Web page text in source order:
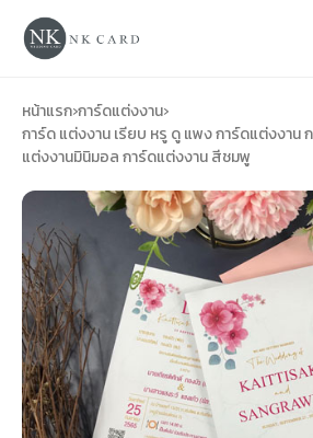
การ์ดแต่งงาน
ของชำร่วยงานแต่ง
ของรับไหว้
ป้ายของชำร่วยงานแต่ง
การ์ดงานบวช
การ์ดขึ้นบ้านใหม่
หน้าแรก›การ์ดแต่งงาน›
การ์ด แต่งงาน เรียบ หรู ดู แพง การ์ดแต่งงาน
แต่งงานมินิมอล การ์ดแต่งงาน สีชมพู